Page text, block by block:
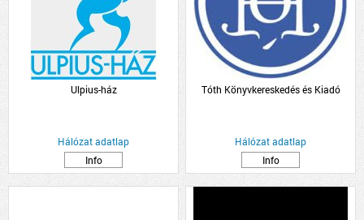
Ulpius-ház
Hálózat adatlap
Info
Tóth Könyvkereskedés és Kiadó
Hálózat adatlap
Info